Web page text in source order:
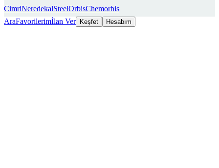
CimriNeredekalSteelOrbisChemorbis
AraFavorilerimİlan Ver Keşfet Hesabım